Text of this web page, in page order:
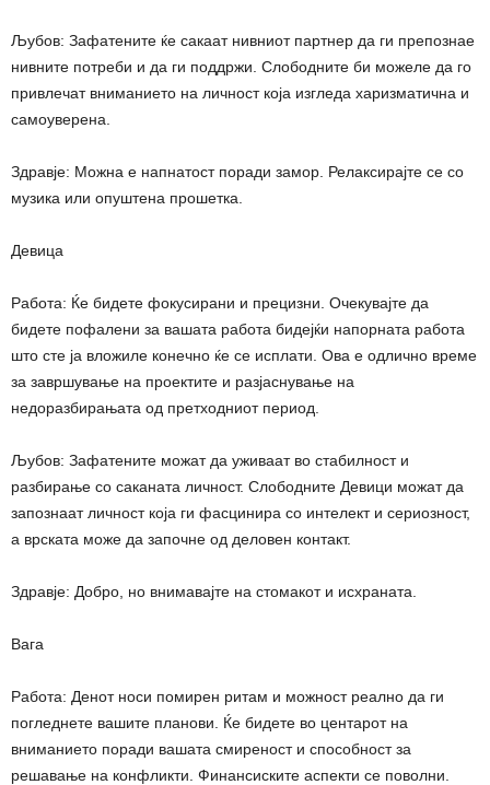
Љубов: Зафатените ќе сакаат нивниот партнер да ги препознае
нивните потреби и да ги поддржи. Слободните би можеле да го
привлечат вниманието на личност која изгледа харизматична и
самоуверена.
Здравје: Можна е напнатост поради замор. Релаксирајте се со
музика или опуштена прошетка.
Девица
Работа: Ќе бидете фокусирани и прецизни. Очекувајте да
бидете пофалени за вашата работа бидејќи напорната работа
што сте ја вложиле конечно ќе се исплати. Ова е одлично време
за завршување на проектите и разјаснување на
недоразбирањата од претходниот период.
Љубов: Зафатените можат да уживаат во стабилност и
разбирање со саканата личност. Слободните Девици можат да
запознаат личност која ги фасцинира со интелект и сериозност,
а врската може да започне од деловен контакт.
Здравје: Добро, но внимавајте на стомакот и исхраната.
Вага
Работа: Денот носи помирен ритам и можност реално да ги
погледнете вашите планови. Ќе бидете во центарот на
вниманието поради вашата смиреност и способност за
решавање на конфликти. Финансиските аспекти се поволни.